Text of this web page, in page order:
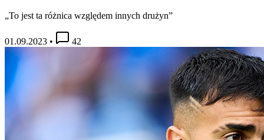
„To jest ta różnica względem innych drużyn”
01.09.2023 • 42